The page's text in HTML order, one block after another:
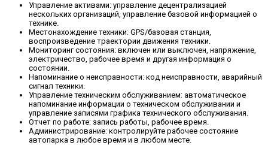
Управление активами: управление децентрализацией
нескольких организаций, управление базовой информацией о
технике.
Местонахождение техники: GPS/базовая станция,
воспроизведение траектории движения техники.
Мониторинг состояния: включен или выключен, напряжение,
электричество, рабочее время и другая информация о
состоянии.
Напоминание о неисправности: код неисправности, аварийный
сигнал техники.
Управление техническим обслуживанием: автоматическое
напоминание информации о техническом обслуживании и
управление записями графика технического обслуживания.
Отчет по работе: запись работы, рабочее время.
Администрирование: контролируйте рабочее состояние
автопарка в любое время и в любом месте.